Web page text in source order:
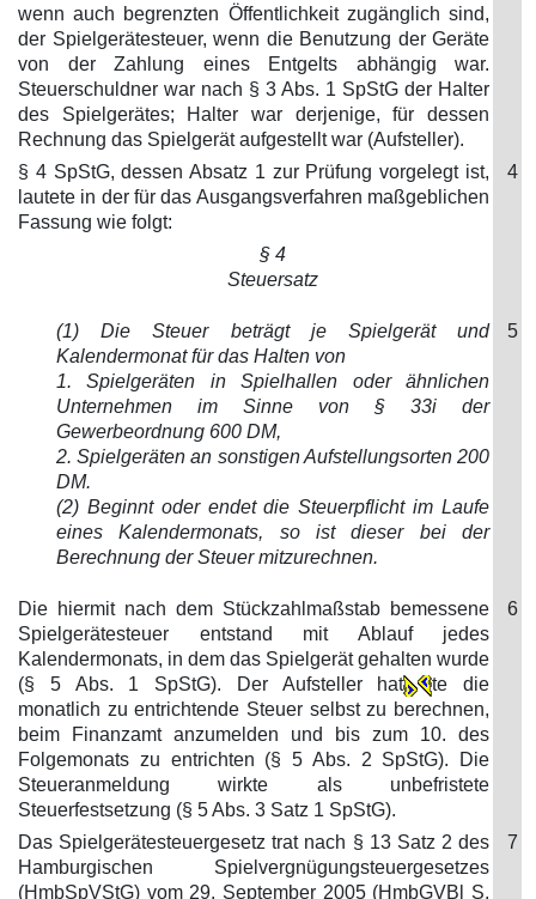
wenn auch begrenzten Öffentlichkeit zugänglich sind,
der Spielgerätesteuer, wenn die Benutzung der Geräte
von der Zahlung eines Entgelts abhängig war.
Steuerschuldner war nach § 3 Abs. 1 SpStG der Halter
des Spielgerätes; Halter war derjenige, für dessen
Rechnung das Spielgerät aufgestellt war (Aufsteller).
§ 4 SpStG, dessen Absatz 1 zur Prüfung vorgelegt ist,
lautete in der für das Ausgangsverfahren maßgeblichen
Fassung wie folgt:
4
§ 4
Steuersatz
(1) Die Steuer beträgt je Spielgerät und
Kalendermonat für das Halten von
1. Spielgeräten in Spielhallen oder ähnlichen
Unternehmen im Sinne von § 33i der
Gewerbeordnung 600 DM,
2. Spielgeräten an sonstigen Aufstellungsorten 200
DM.
(2) Beginnt oder endet die Steuerpflicht im Laufe
eines Kalendermonats, so ist dieser bei der
Berechnung der Steuer mitzurechnen.
5
Die hiermit nach dem Stückzahlmaßstab bemessene
Spielgerätesteuer entstand mit Ablauf jedes
Kalendermonats, in dem das Spielgerät gehalten wurde
(§ 5 Abs. 1 SpStG). Der Aufsteller hat
te die
monatlich zu entrichtende Steuer selbst zu berechnen,
beim Finanzamt anzumelden und bis zum 10. des
Folgemonats zu entrichten (§ 5 Abs. 2 SpStG). Die
Steueranmeldung wirkte als unbefristete
Steuerfestsetzung (§ 5 Abs. 3 Satz 1 SpStG).
6
Das Spielgerätesteuergesetz trat nach § 13 Satz 2 des
Hamburgischen Spielvergnügungsteuergesetzes
(HmbSpVStG) vom 29. September 2005 (HmbGVBl S.
7